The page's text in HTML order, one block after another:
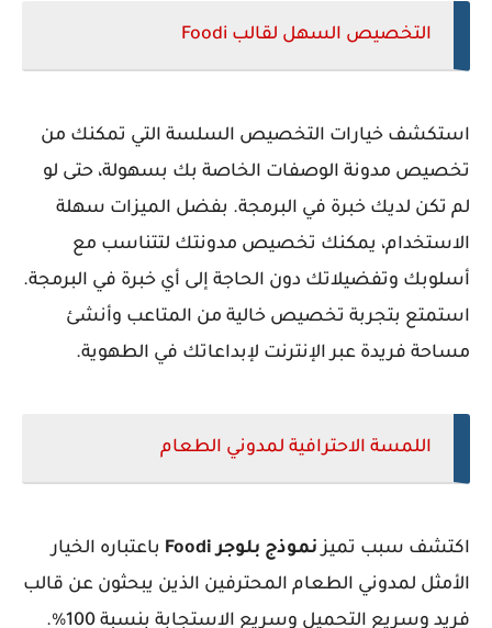
التخصيص السهل لقالب Foodi
استكشف خيارات التخصيص السلسة التي تمكنك من
تخصيص مدونة الوصفات الخاصة بك بسهولة، حتى لو
لم تكن لديك خبرة في البرمجة. بفضل الميزات سهلة
الاستخدام، يمكنك تخصيص مدونتك لتتناسب مع
أسلوبك وتفضيلاتك دون الحاجة إلى أي خبرة في البرمجة.
استمتع بتجربة تخصيص خالية من المتاعب وأنشئ
مساحة فريدة عبر الإنترنت لإبداعاتك في الطهوية.
اللمسة الاحترافية لمدوني الطعام
اكتشف سبب تميزنموذج بلوجر Foodi
باعتباره الخيار
الأمثل لمدوني الطعام المحترفين الذين يبحثون عن قالب
فريد وسريع التحميل وسريع الاستجابة بنسبة 100%.